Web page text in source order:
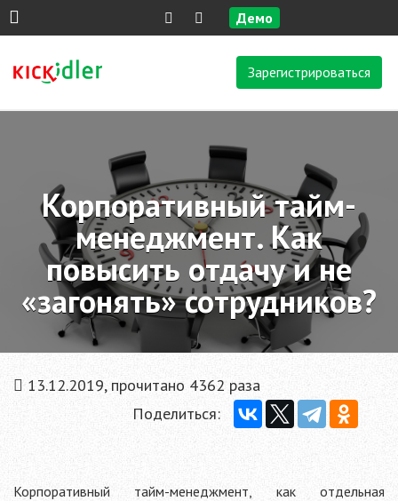
Демо
Зарегистрироваться
Корпоративный тайм-
менеджмент. Как
повысить отдачу и не
«загонять» сотрудников?
13.12.2019, прочитано 4362 раза
Поделиться:
Корпоративный тайм-менеджмент, как отдельная